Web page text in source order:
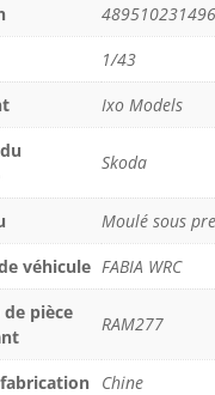
1/43
Ixo Models
Skoda
Moulé sous
véhicule FABIA WRC
pièce
RAM277
Chine